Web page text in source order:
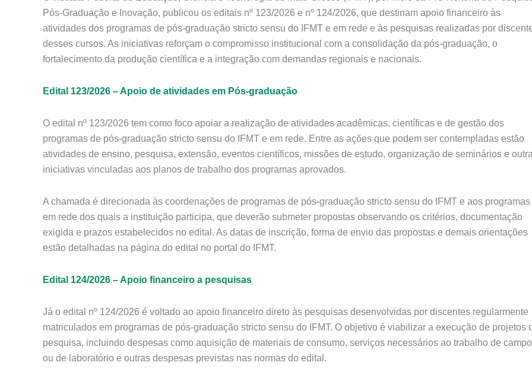
Pós-Graduação e Inovação, publicou os editais nº 123/2026 e nº 124/2026, que destinam apoio financeiro às
atividades dos programas de pós-graduação stricto sensu do IFMT e em rede e às pesquisas realizadas por
desses cursos. As iniciativas reforçam o compromisso institucional com a consolidação da pós-graduação, o
fortalecimento da produção científica e a integração com demandas regionais e nacionais.
Edital 123/2026 – Apoio de atividades em Pós-graduação
O edital nº 123/2026 tem como foco apoiar a realização de atividades acadêmicas, científicas e de gestão dos
programas de pós-graduação stricto sensu do IFMT e em rede. Entre as ações que podem ser contempladas estão
atividades de ensino, pesquisa, extensão, eventos científicos, missões de estudo, organização de seminários e
iniciativas vinculadas aos planos de trabalho dos programas aprovados.
A chamada é direcionada às coordenações de programas de pós-graduação stricto sensu do IFMT e aos programas
em rede dos quais a instituição participa, que deverão submeter propostas observando os critérios, documentação
exigida e prazos estabelecidos no edital. As datas de inscrição, forma de envio das propostas e demais orientações
estão detalhadas na página do edital no portal do IFMT.
Edital 124/2026 – Apoio financeiro a pesquisas
Já o edital nº 124/2026 é voltado ao apoio financeiro direto às pesquisas desenvolvidas por discentes regularmente
matriculados em programas de pós-graduação stricto sensu do IFMT. O objetivo é viabilizar a execução de projetos
pesquisa, incluindo despesas como aquisição de materiais de consumo, serviços necessários ao trabalho de campo
ou de laboratório e outras despesas previstas nas normas do edital.